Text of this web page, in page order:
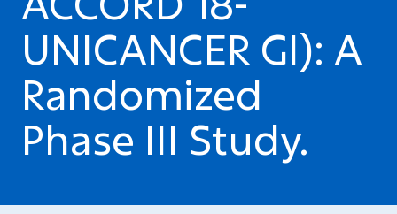
UNICANCER GI): A
Randomized
Phase III Study.